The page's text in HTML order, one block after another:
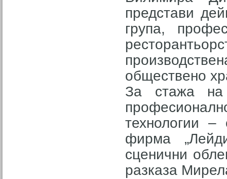
представи
група,
обществено
За стажа на
технологии –
фирма
сценични
разказа